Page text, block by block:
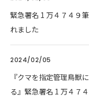
緊急署名 1 万４７４９
れました
2024/02/05
『クマを指定管理鳥獣
る』緊急署名 1 万４７